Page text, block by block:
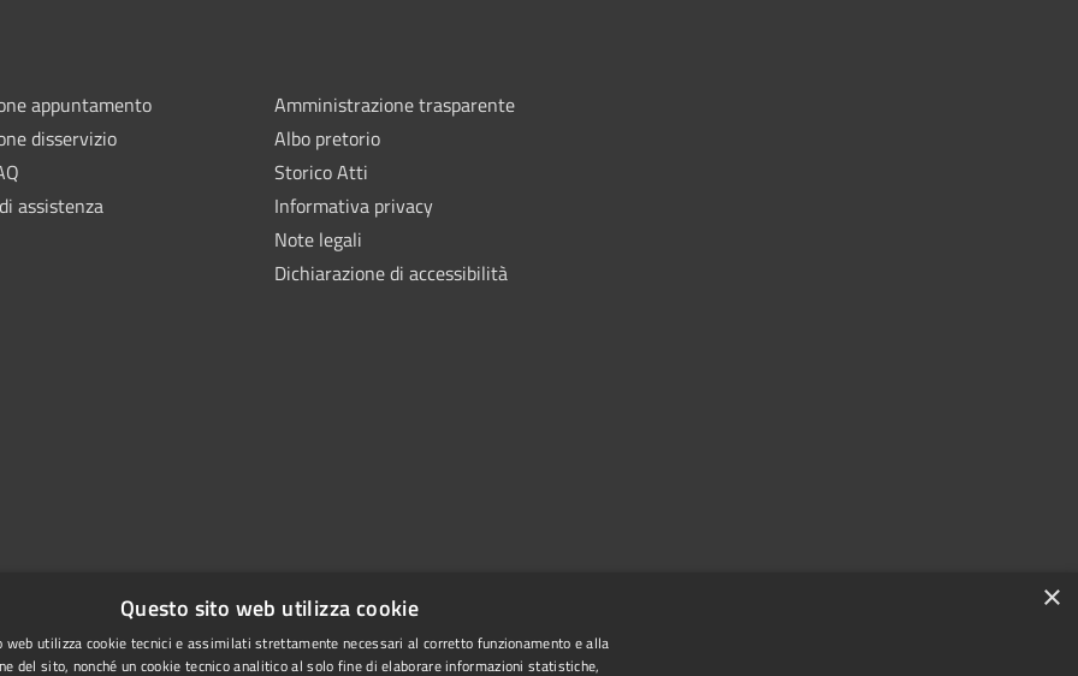
appuntamento
disservizio
assistenza
Amministrazione trasparente
Albo pretorio
Storico Atti
Informativa privacy
Note legali
Dichiarazione di accessibilità
×
Questo sito web utilizza cookie
web utilizza cookie tecnici e assimilati strettamente necessari al corretto funzionamento e alla
del sito, nonché un cookie tecnico analitico al solo fine di elaborare informazioni statistiche,